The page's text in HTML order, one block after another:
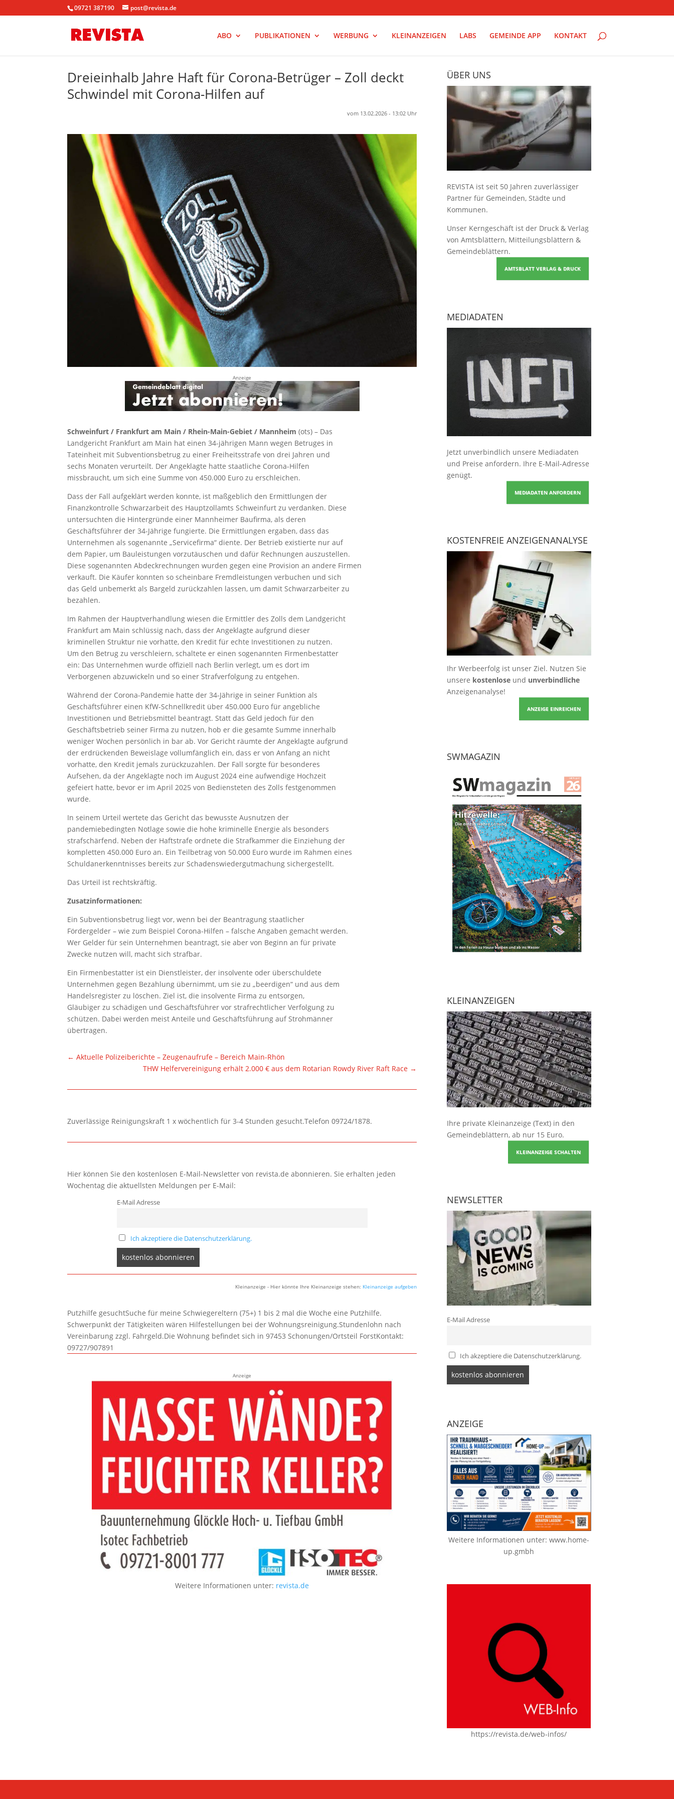
09721 387190 post@revista.de
ABO PUBLIKATIONEN WERBUNG KLEINANZEIGEN LABS GEMEINDE APP KONTAKT
Dreieinhalb Jahre Haft für Corona-Betrüger – Zoll deckt
Schwindel mit Corona-Hilfen auf
vom 13.02.2026 - 13:02 Uhr
Anzeige
Schweinfurt / Frankfurt am Main / Rhein-Main-Gebiet / Mannheim (ots) – Das
Landgericht Frankfurt am Main hat einen 34-jährigen Mann wegen Betruges in
Tateinheit mit Subventionsbetrug zu einer Freiheitsstrafe von drei Jahren und
sechs Monaten verurteilt. Der Angeklagte hatte staatliche Corona-Hilfen
missbraucht, um sich eine Summe von 450.000 Euro zu erschleichen.
Dass der Fall aufgeklärt werden konnte, ist maßgeblich den Ermittlungen der
Finanzkontrolle Schwarzarbeit des Hauptzollamts Schweinfurt zu verdanken. Diese
untersuchten die Hintergründe einer Mannheimer Baufirma, als deren
Geschäftsführer der 34-Jährige fungierte. Die Ermittlungen ergaben, dass das
Unternehmen als sogenannte „Servicefirma“ diente. Der Betrieb existierte nur auf
dem Papier, um Bauleistungen vorzutäuschen und dafür Rechnungen auszustellen.
Diese sogenannten Abdeckrechnungen wurden gegen eine Provision an andere Firmen
verkauft. Die Käufer konnten so scheinbare Fremdleistungen verbuchen und sich
das Geld unbemerkt als Bargeld zurückzahlen lassen, um damit Schwarzarbeiter zu
bezahlen.
Im Rahmen der Hauptverhandlung wiesen die Ermittler des Zolls dem Landgericht
Frankfurt am Main schlüssig nach, dass der Angeklagte aufgrund dieser
kriminellen Struktur nie vorhatte, den Kredit für echte Investitionen zu nutzen.
Um den Betrug zu verschleiern, schaltete er einen sogenannten Firmenbestatter
ein: Das Unternehmen wurde offiziell nach Berlin verlegt, um es dort im
Verborgenen abzuwickeln und so einer Strafverfolgung zu entgehen.
Während der Corona-Pandemie hatte der 34-Jährige in seiner Funktion als
Geschäftsführer einen KfW-Schnellkredit über 450.000 Euro für angebliche
Investitionen und Betriebsmittel beantragt. Statt das Geld jedoch für den
Geschäftsbetrieb seiner Firma zu nutzen, hob er die gesamte Summe innerhalb
weniger Wochen persönlich in bar ab. Vor Gericht räumte der Angeklagte aufgrund
der erdrückenden Beweislage vollumfänglich ein, dass er von Anfang an nicht
vorhatte, den Kredit jemals zurückzuzahlen. Der Fall sorgte für besonderes
Aufsehen, da der Angeklagte noch im August 2024 eine aufwendige Hochzeit
gefeiert hatte, bevor er im April 2025 von Bediensteten des Zolls festgenommen
wurde.
In seinem Urteil wertete das Gericht das bewusste Ausnutzen der
pandemiebedingten Notlage sowie die hohe kriminelle Energie als besonders
strafschärfend. Neben der Haftstrafe ordnete die Strafkammer die Einziehung der
kompletten 450.000 Euro an. Ein Teilbetrag von 50.000 Euro wurde im Rahmen eines
Schuldanerkenntnisses bereits zur Schadenswiedergutmachung sichergestellt.
Das Urteil ist rechtskräftig.
Zusatzinformationen:
Ein Subventionsbetrug liegt vor, wenn bei der Beantragung staatlicher
Fördergelder – wie zum Beispiel Corona-Hilfen – falsche Angaben gemacht werden.
Wer Gelder für sein Unternehmen beantragt, sie aber von Beginn an für private
Zwecke nutzen will, macht sich strafbar.
Ein Firmenbestatter ist ein Dienstleister, der insolvente oder überschuldete
Unternehmen gegen Bezahlung übernimmt, um sie zu „beerdigen“ und aus dem
Handelsregister zu löschen. Ziel ist, die insolvente Firma zu entsorgen,
Gläubiger zu schädigen und Geschäftsführer vor strafrechtlicher Verfolgung zu
schützen. Dabei werden meist Anteile und Geschäftsführung auf Strohmänner
übertragen.
←Aktuelle Polizeiberichte – Zeugenaufrufe – Bereich Main-Rhön
THW Helfervereinigung erhält 2.000 € aus dem Rotarian Rowdy River Raft Race →
Zuverlässige Reinigungskraft 1 x wöchentlich für 3-4 Stunden gesucht.Telefon 09724/1878.
Hier können Sie den kostenlosen E-Mail-Newsletter von revista.de abonnieren. Sie erhalten jeden
Wochentag die aktuellsten Meldungen per E-Mail:
E-Mail Adresse
Ich akzeptiere die Datenschutzerklärung.
Kleinanzeige - Hier könnte Ihre Kleinanzeige stehen: Kleinanzeige aufgeben
Putzhilfe gesuchtSuche für meine Schwiegereltern (75+) 1 bis 2 mal die Woche eine Putzhilfe.
Schwerpunkt der Tätigkeiten wären Hilfestellungen bei der Wohnungsreinigung.Stundenlohn nach
Vereinbarung zzgl. Fahrgeld.Die Wohnung befindet sich in 97453 Schonungen/Ortsteil ForstKontakt:
09727/907891
Anzeige
Weitere Informationen unter: revista.de
ÜBER UNS
REVISTA ist seit 50 Jahren zuverlässiger
Partner für Gemeinden, Städte und
Kommunen.
Unser Kerngeschäft ist der Druck & Verlag
von Amtsblättern, Mitteilungsblättern &
Gemeindeblättern.
AMTSBLATT VERLAG & DRUCK
MEDIADATEN
Jetzt unverbindlich unsere Mediadaten
und Preise anfordern. Ihre E-Mail-Adresse
genügt.
MEDIADATEN ANFORDERN
KOSTENFREIE ANZEIGENANALYSE
Ihr Werbeerfolg ist unser Ziel. Nutzen Sie
unsere kostenloseund unverbindliche
Anzeigenanalyse!
ANZEIGE EINREICHEN
SWMAGAZIN
KLEINANZEIGEN
Ihre private Kleinanzeige (Text) in den
Gemeindeblättern, ab nur 15 Euro.
KLEINANZEIGE SCHALTEN
NEWSLETTER
E-Mail Adresse
Ich akzeptiere die Datenschutzerklärung.
ANZEIGE
Weitere Informationen unter:www.home-
up.gmbh
https://revista.de/web-infos/